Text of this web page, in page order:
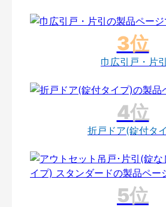
巾広引戸・片引
折戸ドア(錠付タ